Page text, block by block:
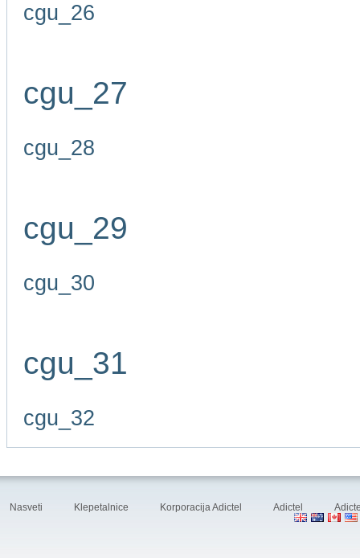
cgu_26
cgu_27
cgu_28
cgu_29
cgu_30
cgu_31
cgu_32
Nasveti Klepetalnice Korporacija Adictel Adictel